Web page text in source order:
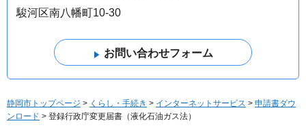
駿河区南八幡町10-30
静岡市トップページ > くらし・手続き > インターネットサービス > 申請書ダウ
ンロード > 登録行政庁変更届書（液化石油ガス法）